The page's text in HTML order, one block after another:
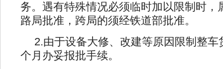
务。遇有特殊情况必须临时加以限制时，
路局批准，跨局的须经铁道部批准。
2.由于设备大修、改建等原因限制整
个月办妥报批手续。